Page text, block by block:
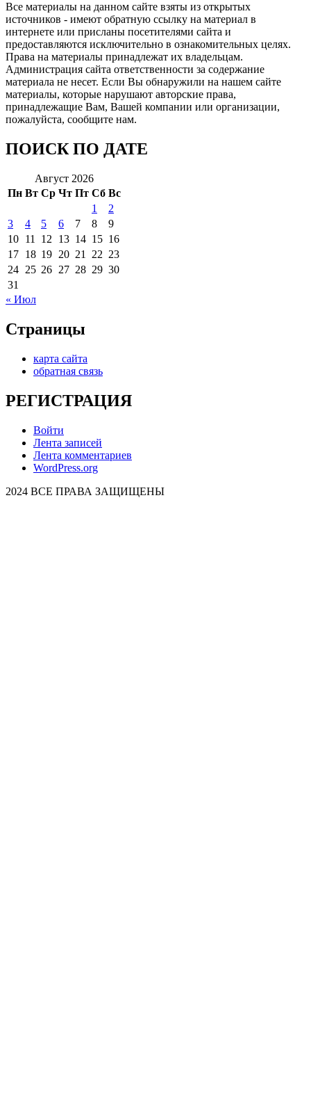
Все материалы на данном сайте взяты из открытых
источников - имеют обратную ссылку на материал в
интернете или присланы посетителями сайта и
предоставляются исключительно в ознакомительных целях.
Права на материалы принадлежат их владельцам.
Администрация сайта ответственности за содержание
материала не несет. Если Вы обнаружили на нашем сайте
материалы, которые нарушают авторские права,
принадлежащие Вам, Вашей компании или организации,
пожалуйста, сообщите нам.
ПОИСК ПО ДАТЕ
Август 2026
Пн Вт Ср Чт Пт Сб Вс
1
2
3
4 5 6 7 8
9
10 11 12 13 14 15 16
17 18 19 20 21 22 23
24 25 26 27 28 29 30
31
« Июл
Страницы
карта сайта
обратная связь
РЕГИСТРАЦИЯ
Войти
Лента записей
Лента комментариев
WordPress.org
2024 ВСЕ ПРАВА ЗАЩИЩЕНЫ